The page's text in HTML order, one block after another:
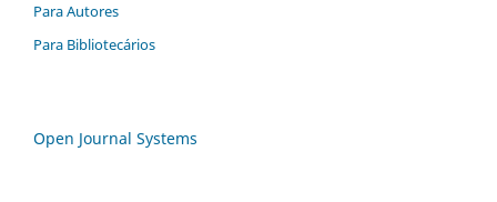
Para Autores
Para Bibliotecários
Open Journal Systems